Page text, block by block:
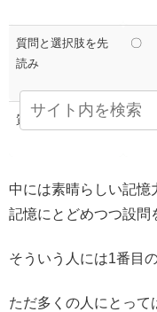
質問と選択肢を先
読み
〇
質問のみ先読み ◎
中には素晴らしい記憶
記憶にとどめつつ設問
そういう人には1番目
ただ多くの人にとって